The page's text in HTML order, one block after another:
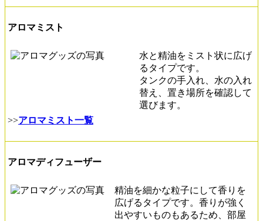
アロマミスト
水と精油をミスト状に広げ
るタイプです。
タンクの手入れ、水の入れ
替え、置き場所を確認して
選びます。
>>アロマミスト一覧
アロマディフューザー
精油を細かな粒子にして香りを
広げるタイプです。香りが強く
出やすいものもあるため、部屋